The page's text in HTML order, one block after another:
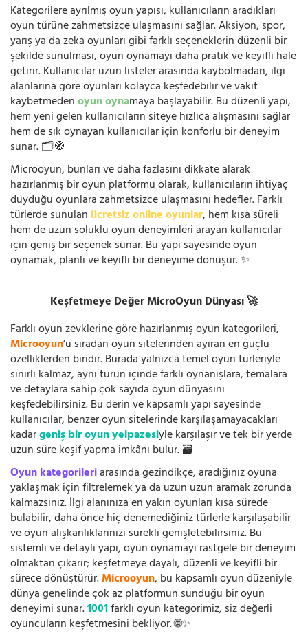
Kategorilere ayrılmış oyun yapısı, kullanıcıların aradıkları
oyun türüne zahmetsizce ulaşmasını sağlar. Aksiyon, spor,
yarış ya da zeka oyunları gibi farklı seçeneklerin düzenli bir
şekilde sunulması, oyun oynamayı daha pratik ve keyifli hale
getirir. Kullanıcılar uzun listeler arasında kaybolmadan, ilgi
alanlarına göre oyunları kolayca keşfedebilir ve vakit
kaybetmedenoyun oynamaya başlayabilir. Bu düzenli yapı,
hem yeni gelen kullanıcıların siteye hızlıca alışmasını sağlar
hem de sık oynayan kullanıcılar için konforlu bir deneyim
sunar. 🗂️🧭
Microoyun, bunları ve daha fazlasını dikkate alarak
hazırlanmış bir oyun platformu olarak, kullanıcıların ihtiyaç
duyduğu oyunlara zahmetsizce ulaşmasını hedefler. Farklı
türlerde sunulan ücretsiz online oyunlar, hem kısa süreli
hem de uzun soluklu oyun deneyimleri arayan kullanıcılar
için geniş bir seçenek sunar. Bu yapı sayesinde oyun
oynamak, planlı ve keyifli bir deneyime dönüşür. ✨
Keşfetmeye Değer MicroOyun Dünyası 🚀
Farklı oyun zevklerine göre hazırlanmış oyun kategorileri,
Microoyun’u sıradan oyun sitelerinden ayıran en güçlü
özelliklerden biridir. Burada yalnızca temel oyun türleriyle
sınırlı kalmaz, aynı türün içinde farklı oynanışlara, temalara
ve detaylara sahip çok sayıda oyun dünyasını
keşfedebilirsiniz. Bu derin ve kapsamlı yapı sayesinde
kullanıcılar, benzer oyun sitelerinde karşılaşamayacakları
kadargeniş bir oyun yelpazesiyle karşılaşır ve tek bir yerde
uzun süre keşif yapma imkânı bulur. 🗃️
Oyun kategorileriarasında gezindikçe, aradığınız oyuna
yaklaşmak için filtrelemek ya da uzun uzun aramak zorunda
kalmazsınız. İlgi alanınıza en yakın oyunları kısa sürede
bulabilir, daha önce hiç denemediğiniz türlerle karşılaşabilir
ve oyun alışkanlıklarınızı sürekli genişletebilirsiniz. Bu
sistemli ve detaylı yapı, oyun oynamayı rastgele bir deneyim
olmaktan çıkarır; keşfetmeye dayalı, düzenli ve keyifli bir
sürece dönüştürür.Microoyun, bu kapsamlı oyun düzeniyle
dünya genelinde çok az platformun sunduğu bir oyun
deneyimi sunar.1001farklı oyun kategorimiz, siz değerli
oyuncuların keşfetmesini bekliyor. 🌐✨